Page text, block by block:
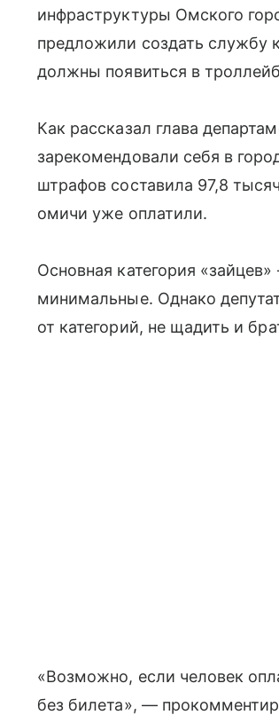
инфраструктуры Омского
предложили создать службу
должны появиться в
Как рассказал глава
зарекомендовали себя в
штрафов составила 97,8
омичи уже оплатили.
Основная категория
минимальные. Однако
от категорий, не щадить и
«Возможно, если человек
без билета», —